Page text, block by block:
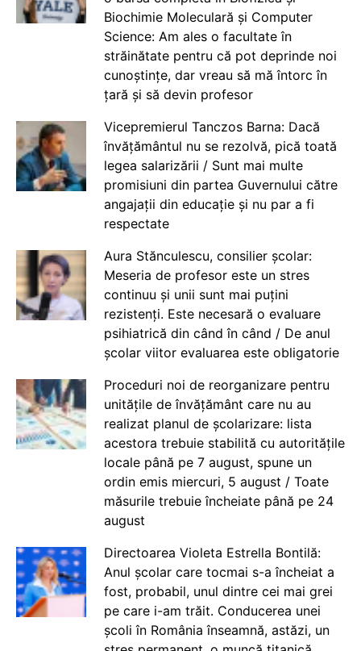
Biochimie Moleculară și Computer
Science: Am ales o facultate în
străinătate pentru că pot deprinde noi
cunoștințe, dar vreau să mă întorc în
țară și să devin profesor
Vicepremierul Tanczos Barna: Dacă
învățământul nu se rezolvă, pică toată
legea salarizării / Sunt mai multe
promisiuni din partea Guvernului către
angajații din educație și nu par a fi
respectate
Aura Stănculescu, consilier școlar:
Meseria de profesor este un stres
continuu și unii sunt mai puțini
rezistenți. Este necesară o evaluare
psihiatrică din când în când / De anul
școlar viitor evaluarea este obligatorie
Proceduri noi de reorganizare pentru
unitățile de învățământ care nu au
realizat planul de școlarizare: lista
acestora trebuie stabilită cu autoritățile
locale până pe 7 august, spune un
ordin emis miercuri, 5 august / Toate
măsurile trebuie încheiate până pe 24
august
Directoarea Violeta Estrella Bontilă:
Anul școlar care tocmai s-a încheiat a
fost, probabil, unul dintre cei mai grei
pe care i-am trăit. Conducerea unei
școli în România înseamnă, astăzi, un